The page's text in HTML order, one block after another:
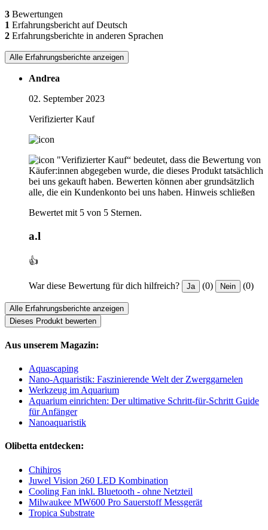
3 Bewertungen
1 Erfahrungsbericht auf Deutsch
2 Erfahrungsberichte in anderen Sprachen
Alle Erfahrungsberichte anzeigen
Andrea
02. September 2023
Verifizierter Kauf
"Verifizierter Kauf“ bedeutet, dass die Bewertung von
Käufer:innen abgegeben wurde, die dieses Produkt tatsächlich
bei uns gekauft haben. Bewerten können aber grundsätzlich
alle, die ein Kundenkonto bei uns haben. Hinweis schließen
Bewertet mit 5 von 5 Sternen.
a.l
👍
War diese Bewertung für dich hilfreich? Ja (0) Nein (0)
Alle Erfahrungsberichte anzeigen
Dieses Produkt bewerten
Aus unserem Magazin:
Aquascaping
Nano-Aquaristik: Faszinierende Welt der Zwerggarnelen
Werkzeug im Aquarium
Aquarium einrichten: Der ultimative Schritt-für-Schritt Guide
für Anfänger
Nanoaquaristik
Olibetta entdecken:
Chihiros
Juwel Vision 260 LED Kombination
Cooling Fan inkl. Bluetooth - ohne Netzteil
Milwaukee MW600 Pro Sauerstoff Messgerät
Tropica Substrate